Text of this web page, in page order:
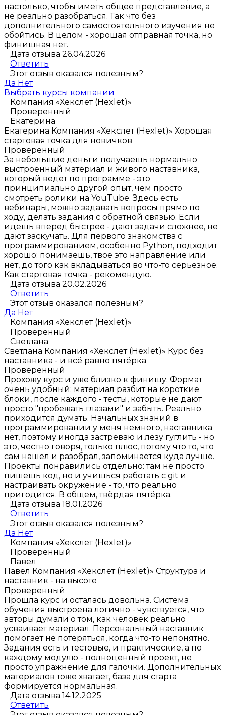
настолько, чтобы иметь общее представление, а
не реально разобраться. Так что без
дополнительного самостоятельного изучения не
обойтись. В целом - хорошая отправная точка, но
финишная нет.
Дата отзыва 26.04.2026
Ответить
Этот отзыв оказался полезным?
Да Нет
Выбрать курсы компании
Компания «Хекслет (Hexlet)»
Проверенный
Екатерина
Екатерина Компания «Хекслет (Hexlet)» Хорошая
стартовая точка для новичков
Проверенный
За небольшие деньги получаешь нормально
выстроенный материал и живого наставника,
который ведет по программе - это
принципиально другой опыт, чем просто
смотреть ролики на YouTube. Здесь есть
вебинары, можно задавать вопросы прямо по
ходу, делать задания с обратной связью. Если
идешь вперед быстрее - дают задачи сложнее, не
дают заскучать. Для первого знакомства с
программированием, особенно Python, подходит
хорошо: понимаешь, твое это направление или
нет, до того как вкладываться во что-то серьезное.
Как стартовая точка - рекомендую.
Дата отзыва 20.02.2026
Ответить
Этот отзыв оказался полезным?
Да Нет
Компания «Хекслет (Hexlet)»
Проверенный
Светлана
Светлана Компания «Хекслет (Hexlet)» Курс без
наставника - и всё равно пятёрка
Проверенный
Прохожу курс и уже близко к финишу. Формат
очень удобный: материал разбит на короткие
блоки, после каждого - тесты, которые не дают
просто "пробежать глазами" и забыть. Реально
приходится думать. Начальных знаний в
программировании у меня немного, наставника
нет, поэтому иногда застреваю и лезу гуглить - но
это, честно говоря, только плюс, потому что то, что
сам нашёл и разобрал, запоминается куда лучше.
Проекты понравились отдельно: там не просто
пишешь код, но и учишься работать с git и
настраивать окружение - то, что реально
пригодится. В общем, твёрдая пятёрка.
Дата отзыва 18.01.2026
Ответить
Этот отзыв оказался полезным?
Да Нет
Компания «Хекслет (Hexlet)»
Проверенный
Павел
Павел Компания «Хекслет (Hexlet)» Структура и
наставник - на высоте
Проверенный
Прошла курс и осталась довольна. Система
обучения выстроена логично - чувствуется, что
авторы думали о том, как человек реально
усваивает материал. Персональный наставник
помогает не потеряться, когда что-то непонятно.
Задания есть и тестовые, и практические, а по
каждому модулю - полноценный проект, не
просто упражнение для галочки. Дополнительных
материалов тоже хватает, база для старта
формируется нормальная.
Дата отзыва 14.12.2025
Ответить